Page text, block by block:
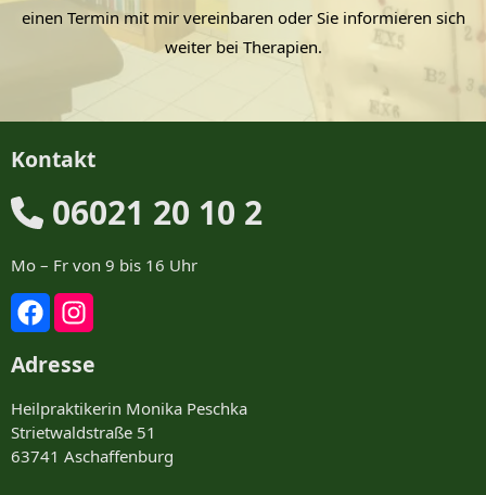
einen Termin mit mir vereinbaren oder Sie informieren sich
weiter bei Therapien.
Kontakt
06021 20 10 2
Mo – Fr von 9 bis 16 Uhr
Adresse
Heilpraktikerin Monika Peschka
Strietwaldstraße 51
63741 Aschaffenburg